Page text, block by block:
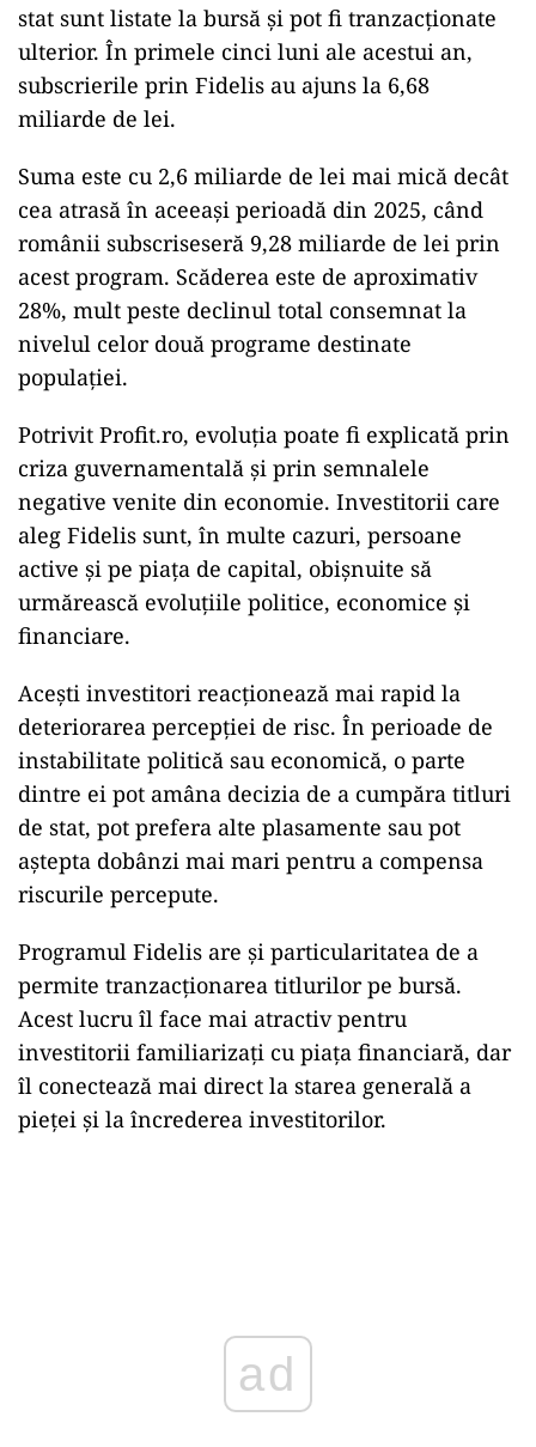
stat sunt listate la bursă și pot fi tranzacționate
ulterior. În primele cinci luni ale acestui an,
subscrierile prin Fidelis au ajuns la 6,68
miliarde de lei.
Suma este cu 2,6 miliarde de lei mai mică decât
cea atrasă în aceeași perioadă din 2025, când
românii subscriseseră 9,28 miliarde de lei prin
acest program. Scăderea este de aproximativ
28%, mult peste declinul total consemnat la
nivelul celor două programe destinate
populației.
Potrivit Profit.ro, evoluția poate fi explicată prin
criza guvernamentală și prin semnalele
negative venite din economie. Investitorii care
aleg Fidelis sunt, în multe cazuri, persoane
active și pe piața de capital, obișnuite să
urmărească evoluțiile politice, economice și
financiare.
Acești investitori reacționează mai rapid la
deteriorarea percepției de risc. În perioade de
instabilitate politică sau economică, o parte
dintre ei pot amâna decizia de a cumpăra titluri
de stat, pot prefera alte plasamente sau pot
aștepta dobânzi mai mari pentru a compensa
riscurile percepute.
Programul Fidelis are și particularitatea de a
permite tranzacționarea titlurilor pe bursă.
Acest lucru îl face mai atractiv pentru
investitorii familiarizați cu piața financiară, dar
îl conectează mai direct la starea generală a
pieței și la încrederea investitorilor.
ad